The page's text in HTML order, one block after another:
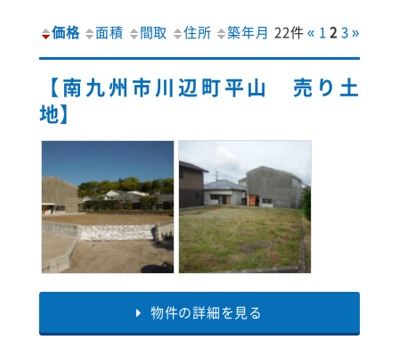
価格 面積 間取 住所 築年月 22件« 123»
【南九州市川辺町平山 売り土
地】
物件の詳細を見る